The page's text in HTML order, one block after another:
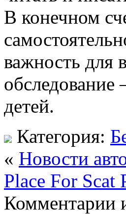
В конечном
важность для
детей.
Категория:
« Новости
Place For Scat
Комментарии